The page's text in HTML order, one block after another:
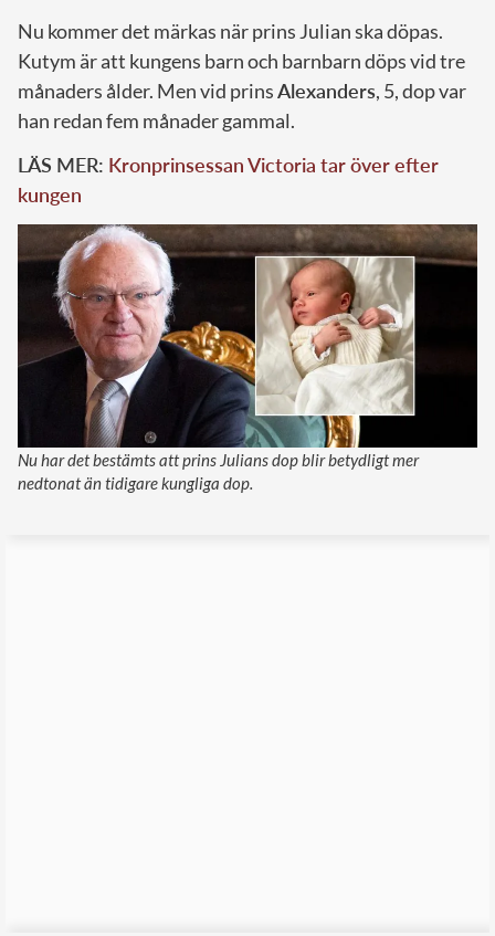
Nu kommer det märkas när prins Julian ska döpas.
Kutym är att kungens barn och barnbarn döps vid tre
månaders ålder. Men vid prinsAlexanders, 5, dop var
han redan fem månader gammal.
LÄS MER: Kronprinsessan Victoria tar över efter
kungen
Nu har det bestämts att prins Julians dop blir betydligt mer
nedtonat än tidigare kungliga dop.